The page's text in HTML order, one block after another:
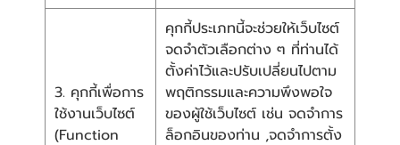
3. คุกกี้เพื่อการ
ใช้งานเว็บไซต์
(Function
คุกกี้ประเภทนี้จะช่วยให้เว็บไซต์
จดจำตัวเลือกต่าง ๆ ที่ท่านได้
ตั้งค่าไว้และปรับเปลี่ยนไปตาม
พฤติกรรมและความพึงพอใจ
ของผู้ใช้เว็บไซต์ เช่น จดจำการ
ล็อกอินของท่าน ,จดจำการตั้ง